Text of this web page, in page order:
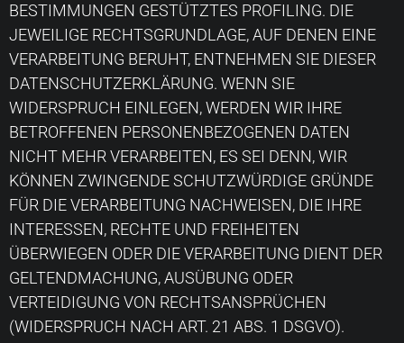
BESTIMMUNGEN GESTÜTZTES PROFILING. DIE
JEWEILIGE RECHTSGRUNDLAGE, AUF DENEN EINE
VERARBEITUNG BERUHT, ENTNEHMEN SIE DIESER
DATENSCHUTZERKLÄRUNG. WENN SIE
WIDERSPRUCH EINLEGEN, WERDEN WIR IHRE
BETROFFENEN PERSONENBEZOGENEN DATEN
NICHT MEHR VERARBEITEN, ES SEI DENN, WIR
KÖNNEN ZWINGENDE SCHUTZWÜRDIGE GRÜNDE
FÜR DIE VERARBEITUNG NACHWEISEN, DIE IHRE
INTERESSEN, RECHTE UND FREIHEITEN
ÜBERWIEGEN ODER DIE VERARBEITUNG DIENT DER
GELTENDMACHUNG, AUSÜBUNG ODER
VERTEIDIGUNG VON RECHTSANSPRÜCHEN
(WIDERSPRUCH NACH ART. 21 ABS. 1 DSGVO).